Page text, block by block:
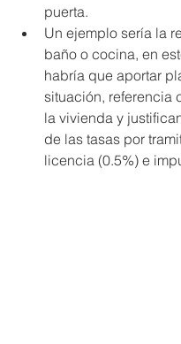
puerta.
Un ejemplo sería la
baño o cocina, en
habría que aportar
situación, referencia
la vivienda y
de las tasas por
licencia (0.5%) e